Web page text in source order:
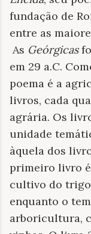
fundação de
entre as
As Geórgicas
em 29 a.C.
poema é a
livros, cada
agrária. Os
unidade
àquela dos
primeiro livro
cultivo do
enquanto o
arboricultura,